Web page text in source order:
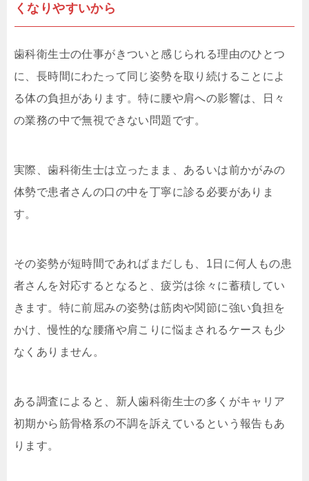
くなりやすいから
歯科衛生士の仕事がきついと感じられる理由のひとつ
に、長時間にわたって同じ姿勢を取り続けることによ
る体の負担があります。特に腰や肩への影響は、日々
の業務の中で無視できない問題です。
実際、歯科衛生士は立ったまま、あるいは前かがみの
体勢で患者さんの口の中を丁寧に診る必要がありま
す。
その姿勢が短時間であればまだしも、1日に何人もの患
者さんを対応するとなると、疲労は徐々に蓄積してい
きます。特に前屈みの姿勢は筋肉や関節に強い負担を
かけ、慢性的な腰痛や肩こりに悩まされるケースも少
なくありません。
ある調査によると、新人歯科衛生士の多くがキャリア
初期から筋骨格系の不調を訴えているという報告もあ
ります。